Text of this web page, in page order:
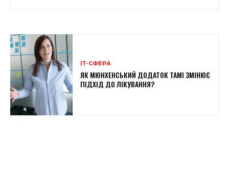
ІТ-СФЕРА
ЯК МЮНХЕНСЬКИЙ ДОДАТОК TAMI ЗМІНЮЄ
ПІДХІД ДО ЛІКУВАННЯ?